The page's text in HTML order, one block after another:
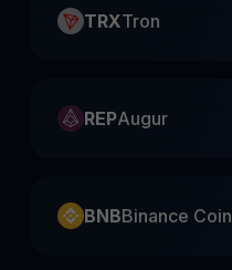
TRXTron
REPAugur
BNBBinance Coin